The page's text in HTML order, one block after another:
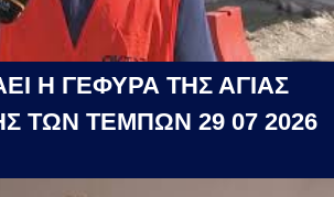
Η ΓΕΦΥΡΑ ΤΗΣ ΑΓΙΑΣ
ΤΩΝ ΤΕΜΠΩΝ 29 07 2026